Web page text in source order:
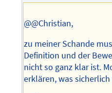
@@Christian,
zu meiner Schande
Definition und der
nicht so ganz klar ist.
erklären, was